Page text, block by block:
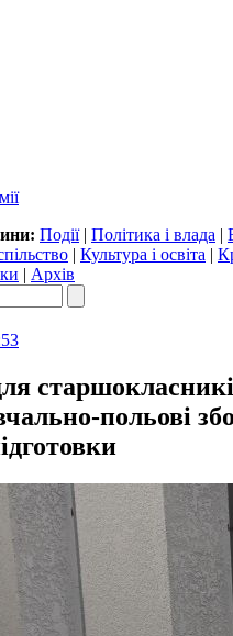
Події| Політика і влада |
| Культура і освіта |
| Архів
польові